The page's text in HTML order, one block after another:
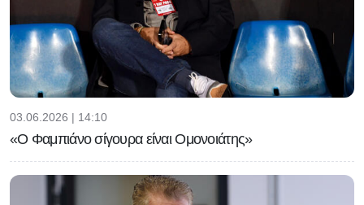
03.06.2026 | 14:10
«Ο Φαμπιάνο σίγουρα είναι Ομονοιάτης»